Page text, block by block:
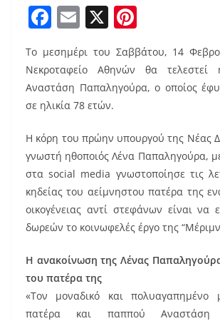
F
c
e
b
o
o
k
E
ai
l
X
nt
er
e
Το μεσημέρι του Σαββάτου, 14
Νεκροταφείο Αθηνών θα τελεστεί
Αναστάση Παπαληγούρα, ο οποίος
σε ηλικία 78 ετών.
Η κόρη του πρώην υπουργού της Νέας
γνωστή ηθοποιός Λένα Παπαληγούρα,
στα social media γνωστοποίησε τις
κηδείας του αείμνηστου πατέρα της
οικογένειας αντί στεφάνων είναι να
δωρεών το κοινωφελές έργο της
Η ανακοίνωση της Λένας
του πατέρα της
«Τον μοναδικό και πολυαγαπημένο
πατέρα και παππού Αναστάση